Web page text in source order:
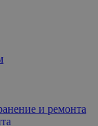
и ремонта